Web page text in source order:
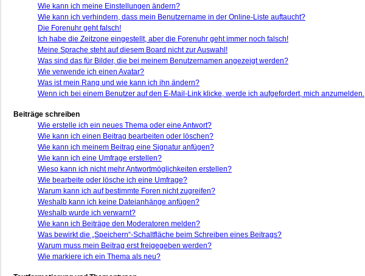
Wie kann ich meine Einstellungen ändern?
Wie kann ich verhindern, dass mein Benutzername in der Online-Liste auftaucht?
Die Forenuhr geht falsch!
Ich habe die Zeitzone eingestellt, aber die Forenuhr geht immer noch falsch!
Meine Sprache steht auf diesem Board nicht zur Auswahl!
Was sind das für Bilder, die bei meinem Benutzernamen angezeigt werden?
Wie verwende ich einen Avatar?
Was ist mein Rang und wie kann ich ihn ändern?
Wenn ich bei einem Benutzer auf den E-Mail-Link klicke, werde ich aufgefordert, mich anzumelden.
Beiträge schreiben
Wie erstelle ich ein neues Thema oder eine Antwort?
Wie kann ich einen Beitrag bearbeiten oder löschen?
Wie kann ich meinem Beitrag eine Signatur anfügen?
Wie kann ich eine Umfrage erstellen?
Wieso kann ich nicht mehr Antwortmöglichkeiten erstellen?
Wie bearbeite oder lösche ich eine Umfrage?
Warum kann ich auf bestimmte Foren nicht zugreifen?
Weshalb kann ich keine Dateianhänge anfügen?
Weshalb wurde ich verwarnt?
Wie kann ich Beiträge den Moderatoren melden?
Was bewirkt die „Speichern“-Schaltfläche beim Schreiben eines Beitrags?
Warum muss mein Beitrag erst freigegeben werden?
Wie markiere ich ein Thema als neu?